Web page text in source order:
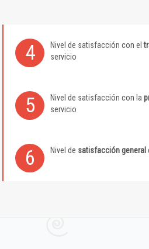
4 Nivel de satisfacción con el
servicio
5 Nivel de satisfacción con la
servicio
6 Nivel de satisfacción general